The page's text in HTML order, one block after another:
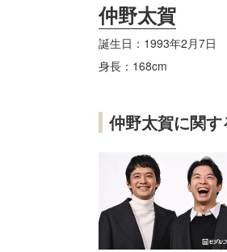
仲野太賀
誕生日： 1993年2月7日
身長： 168cm
仲野太賀に関